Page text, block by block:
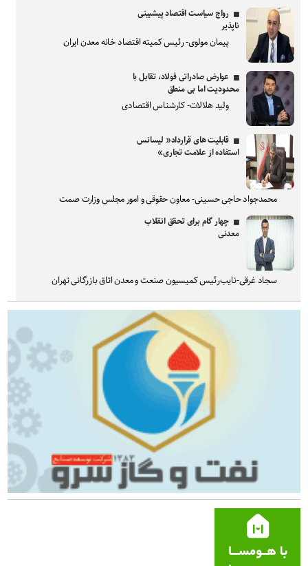
رواج سیاست اقتصاد پیشبینی
ناپذیر
پیمان مولوی- رئیس کمیته اقتصاد خانه معدن ایران
عوارض صادراتی فولاد، تقابل با
محدودیت اما بی منطق
ولید هلالات- کارشناس اقتصادی
قابلیت های قرارداد« لیسانس
استفاده از علامت تجاری»
محمدجواد حاجی حسینی- معاون حقوقی و امور مجلس وزارت صمت
چهار گام برای تحقق انقلاب
معدنی
سجاد غرقی-نایب‌رئیس کمیسیون صنعت و معدن اتاق بازرگانی تهران